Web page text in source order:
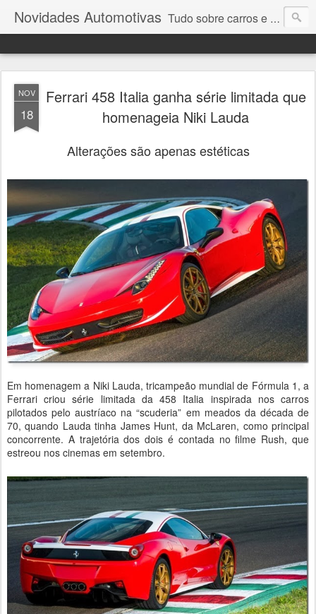
Novidades Automotivas Tudo sobre carros e motores
NOV
18
Ferrari 458 Italia ganha série limitada que
homenageia Niki Lauda
Alterações são apenas estéticas
Em homenagem a Niki Lauda, tricampeão mundial de Fórmula 1, a
Ferrari criou série limitada da 458 Italia inspirada nos carros
pilotados pelo austríaco na “scuderia” em meados da década de
70, quando Lauda tinha James Hunt, da McLaren, como principal
concorrente. A trajetória dos dois é contada no filme Rush, que
estreou nos cinemas em setembro.